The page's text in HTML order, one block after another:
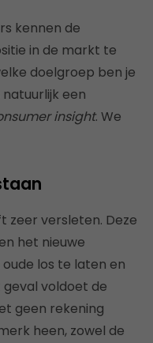
kennen de
in de markt te
doelgroep ben je
een
insight. We
zeer versleten. Deze
het nieuwe
los te laten en
voldoet de
geen rekening
heen, zowel de